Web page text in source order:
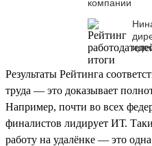
компании
Результаты Рейтинга
труда — это доказывает
Например, почти во всех
финалистов лидирует ИТ.
работу на удалёнке — это